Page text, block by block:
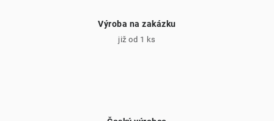
Výroba na zakázku
již od 1 ks